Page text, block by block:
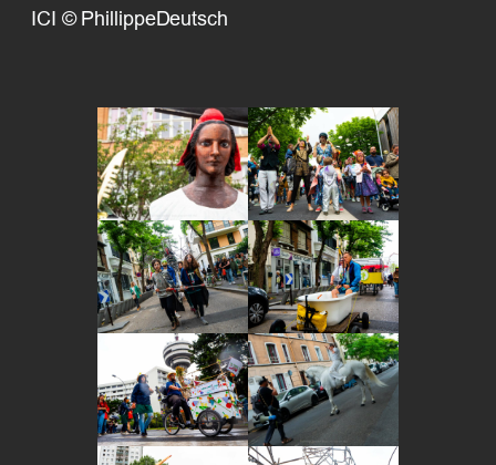
ICI © PhillippeDeutsch